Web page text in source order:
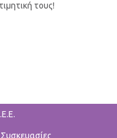
τους!